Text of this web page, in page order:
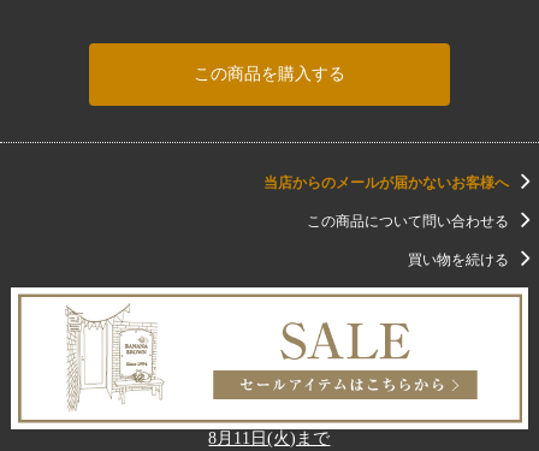
この商品を購入する
当店からのメールが届かないお客様へ
この商品について問い合わせる
買い物を続ける
8月11日(火)まで